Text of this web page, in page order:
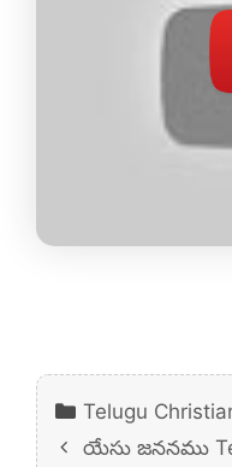
Categories
Telugu
యేసు జననము